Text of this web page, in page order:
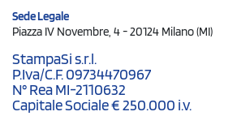
Sede Legale
Piazza IV Novembre, 4 - 20124 Milano (MI)
StampaSi s.r.l.
P.Iva/C.F. 09734470967
N° Rea MI-2110632
Capitale Sociale € 250.000 i.v.